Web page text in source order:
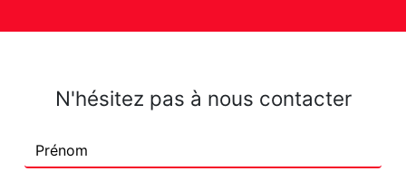
N'hésitez pas à nous contacter